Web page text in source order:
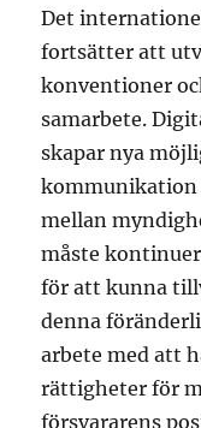
Det
fortsätter att
konventioner
samarbete.
skapar nya
mellan
måste
för att kunna
denna
arbete med att
rättigheter för
försvararens